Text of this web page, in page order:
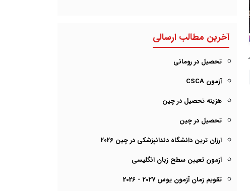
آخرین مطالب ارسالی
تحصیل در رومانی
آزمون CSCA
هزینه تحصیل در چین
تحصیل در چین
ارزان ترین دانشگاه دندانپزشکی در چین ۲۰۲6
آزمون تعیین سطح زبان انگلیسی
تقویم زمان آزمون یوس 2027 - 2026